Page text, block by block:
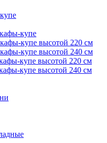
купе
купе высотой 220 см
купе высотой 240 см
купе высотой 220 см
купе высотой 240 см